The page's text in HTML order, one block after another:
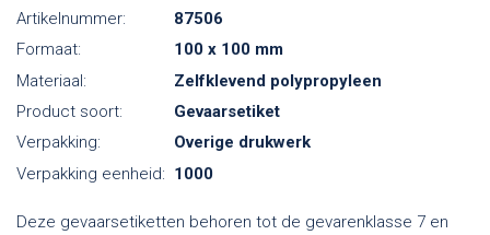
Artikelnummer:
87506
Formaat:
100 x 100 mm
Materiaal:
Zelfklevend polypropyleen
Product soort:
Gevaarsetiket
Verpakking:
Overige drukwerk
Verpakking eenheid: 1000
Deze gevaarsetiketten behoren tot de gevarenklasse 7 en